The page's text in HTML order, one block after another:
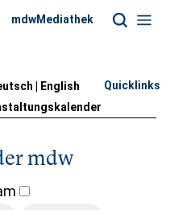
mdwMediathek
| English Quicklinks
mdw